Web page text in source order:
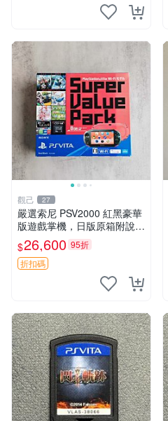
觀己 27
嚴選索尼 PSV2000 紅黑豪華
版遊戲掌機，日版原箱附說明
書 PSV2000 紅黑色 豪華版
日版 品牌 Sony
$26,600 95折
折扣碼